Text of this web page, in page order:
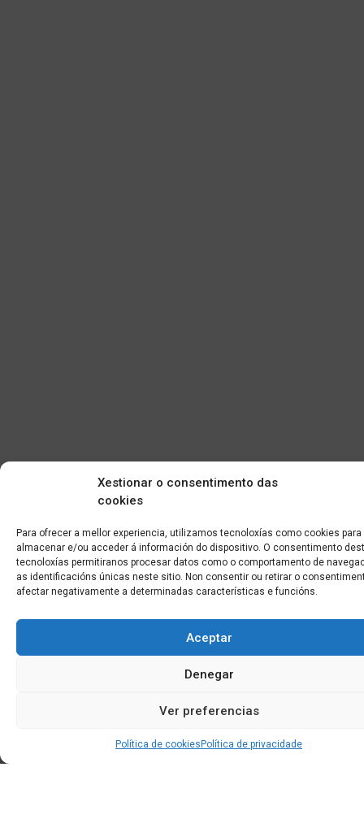
Xestionar o consentimento das
cookies
Para ofrecer a mellor experiencia, utilizamos tecnoloxías como cookies para
almacenar e/ou acceder á información do dispositivo. O consentimento
tecnoloxías permitiranos procesar datos como o comportamento de
as identificacións únicas neste sitio. Non consentir ou retirar o
afectar negativamente a determinadas características e funcións.
Aceptar
Denegar
Ver preferencias
Política de cookies Política de privacidade
15707 Gaias - Santiago de Compostela